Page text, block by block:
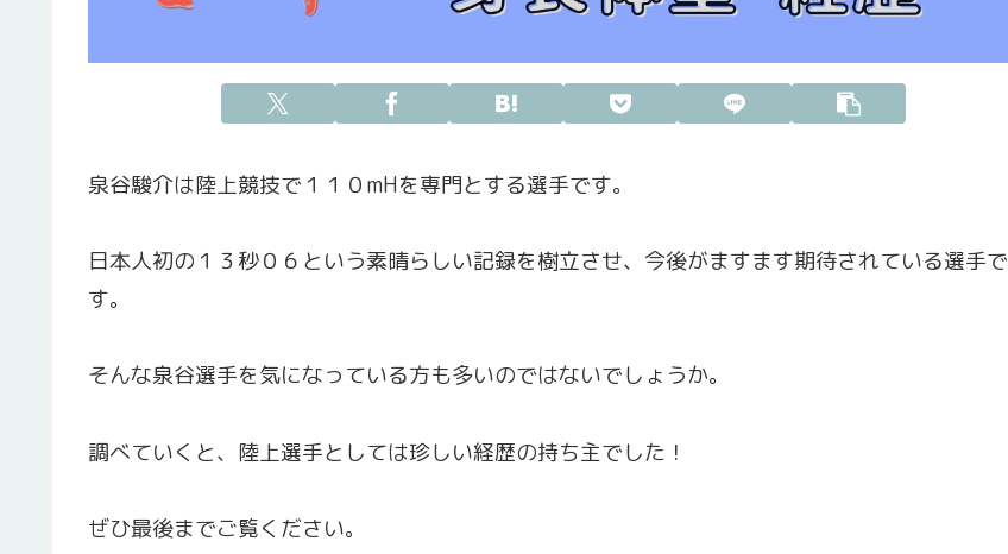
泉谷駿介は陸上競技で１１０mHを専門とする選手です。
日本人初の１３秒０６という素晴らしい記録を樹立させ、今後がますます期待されている選手で
す。
そんな泉谷選手を気になっている方も多いのではないでしょうか。
調べていくと、陸上選手としては珍しい経歴の持ち主でした！
ぜひ最後までご覧ください。